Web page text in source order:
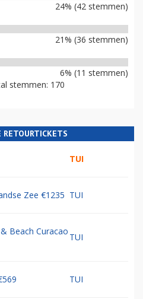
24% (42 stemmen)
21% (36 stemmen)
6% (11 stemmen)
stemmen: 170
RETOURTICKETS
TUI
Zee €1235 TUI
Beach Curacao
TUI
TUI